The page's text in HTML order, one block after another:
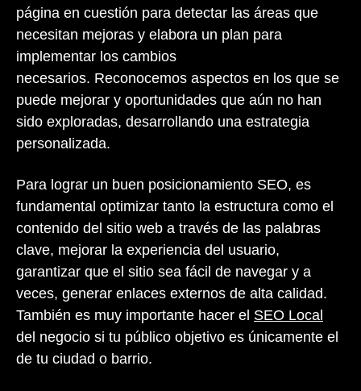
página en cuestión para detectar las áreas que
necesitan mejoras y elabora un plan para
implementar los cambios
necesarios. Reconocemos aspectos en los que se
puede mejorar y oportunidades que aún no han
sido exploradas, desarrollando una estrategia
personalizada.
Para lograr un buen posicionamiento SEO, es
fundamental optimizar tanto la estructura como el
contenido del sitio web a través de las palabras
clave, mejorar la experiencia del usuario,
garantizar que el sitio sea fácil de navegar y a
veces, generar enlaces externos de alta calidad.
También es muy importante hacer el SEO Local
del negocio si tu público objetivo es únicamente el
de tu ciudad o barrio.